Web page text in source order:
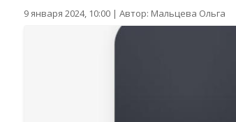
9 января 2024, 10:00 | Автор: Мальцева Ольга